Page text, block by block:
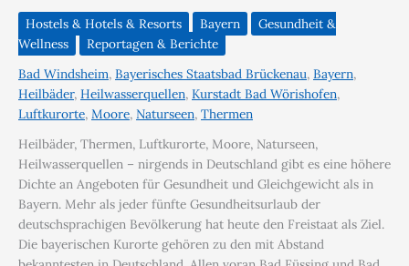
Hostels & Hotels & Resorts Bayern
Gesundheit &
Wellness
Reportagen & Berichte
Bad Windsheim, Bayerisches Staatsbad Brückenau, Bayern,
Heilbäder, Heilwasserquellen, Kurstadt Bad Wörishofen,
Luftkurorte, Moore, Naturseen, Thermen
Heilbäder, Thermen, Luftkurorte, Moore, Naturseen,
Heilwasserquellen – nirgends in Deutschland gibt es eine höhere
Dichte an Angeboten für Gesundheit und Gleichgewicht als in
Bayern. Mehr als jeder fünfte Gesundheitsurlaub der
deutschsprachigen Bevölkerung hat heute den Freistaat als Ziel.
Die bayerischen Kurorte gehören zu den mit Abstand